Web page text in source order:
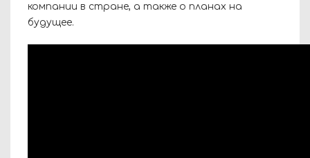
компании в стране, а также о планах на
будущее.